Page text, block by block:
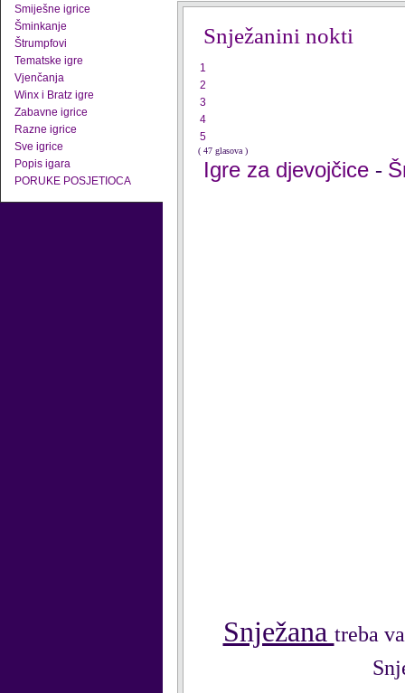
Smiješne igrice
Šminkanje
Štrumpfovi
Tematske igre
Vjenčanja
Winx i Bratz igre
Zabavne igrice
Razne igrice
Sve igrice
Popis igara
PORUKE POSJETIOCA
Snježanini nokti
1
2
3
4
5
( 47 glasova )
Igre za djevojčice -
Snježana treba